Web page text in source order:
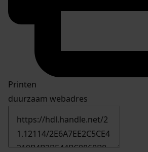
Printen
duurzaam webadres